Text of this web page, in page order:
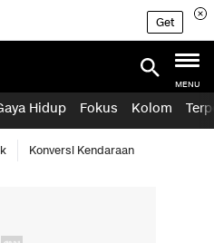
Get
MENU
Hidup Fokus Kolom
Konversi Kendaraan